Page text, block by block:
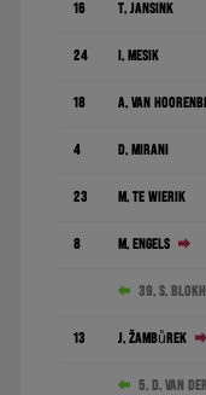
16 T. Jansink
24 I. Mesík
18 A. Van
4 D. Mirani
23 M. te Wierik
8 M. Engels
39. S.
13 J. Žambůrek
5. D. van